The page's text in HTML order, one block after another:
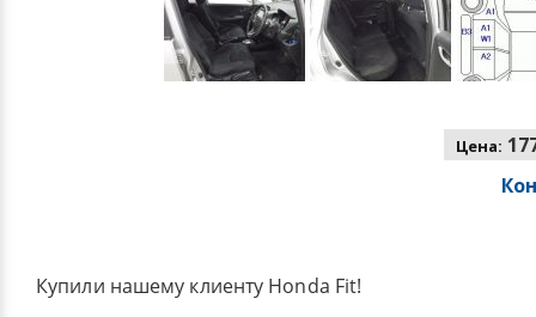
Цена:
Купили нашему клиенту Honda Fit!